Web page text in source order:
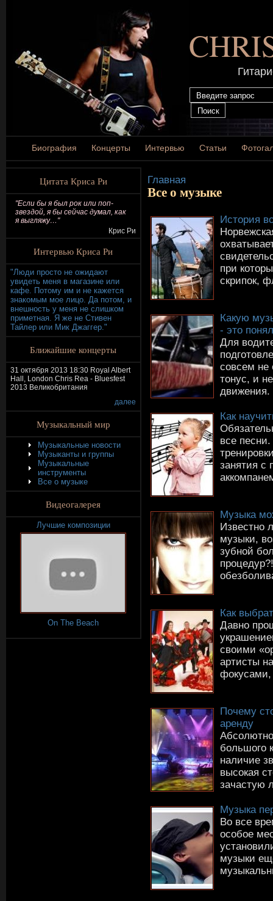
Биография Концерты Интервью Статьи
Цитата Криса Ри
"Если бы я был рок или поп-
звездой, я бы сейчас думал, как
я выгляжу…"
Крис Ри
Интервью Криса Ри
"Люди просто не ожидают
увидеть меня в магазине или
кафе. Потому им и не кажется
знакомым мое лицо. Да потом, и
внешность у меня не слишком
приметная. Я же не Стивен
Тайлер или Мик Джаггер."
Ближайшие концерты
31 октября 2013 18:30 Royal Albert
Hall, London Chris Rea - Bluesfest
2013 Великобритания
далее
Музыкальный мир
Музыкальные новости
Музыканты и группы
Музыкальные
инструменты
Все о музыке
Видеогалерея
Лучшие композиции
On The Beach
Главная
Все о музыке
История
при
скрипок,
Какую
- это
Для
совсем не
тонус, и
движения.
Как
все
занятия с
Музыка
Известно
музыки,
зубной
Как
Давно
своими
артисты
Почему
аренду
большого
наличие
высокая
зачастую
Музыка
Во все
особое
музыки